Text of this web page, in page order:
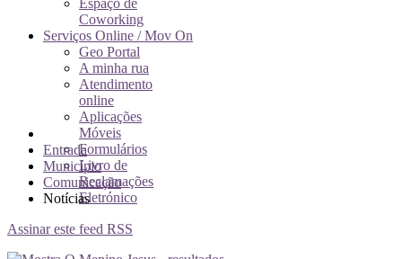
Espaço de
Coworking
Serviços Online / Mov On
Geo Portal
A minha rua
Atendimento
online
Aplicações
Móveis
Formulários
Livro de
Reclamações
Eletrónico
Entrada
Município
Comunicação
Notícias
Assinar este feed RSS